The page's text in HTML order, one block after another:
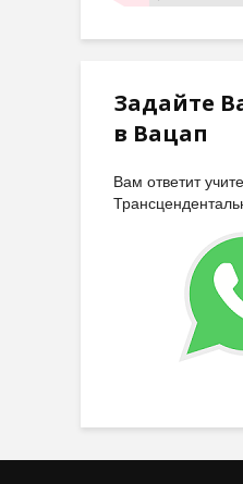
Задайте
в Вацап
Вам ответит